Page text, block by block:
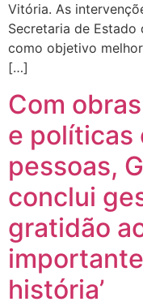
Vitória. As
Secretaria de Estado
como objetivo
[…]
Com
e políticas
pessoas,
conclui
gratidão
história’